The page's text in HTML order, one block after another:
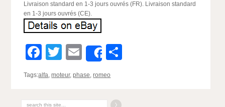
Livraison standard en 1-3 jours ouvrés (FR). Livraison standard
en 1-3 jours ouvrés (CE).
Facebook
Twitter
EmailShare
Tags:alfa,moteur,phase,romeo